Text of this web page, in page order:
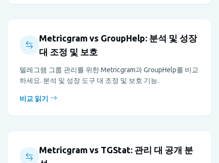
Metricgram vs GroupHelp: 분석 및 성장
대 조정 및 보호
텔레그램 그룹 관리를 위한 Metricgram과 GroupHelp를 비교
하세요. 분석 및 성장 도구 대 조정 및 보호 기능.
비교 읽기
Metricgram vs TGStat: 관리 대 공개 분